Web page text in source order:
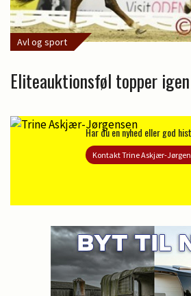
Avl og sport
Eliteauktionsføl topper
Har du en nyhed eller god
Kontakt Trine Askjær-